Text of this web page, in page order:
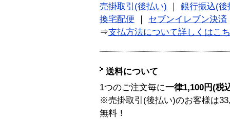
売掛取引(後払い)
銀行振込(後
換宅配便
セブンイレブン決済
⇒支払方法について詳しくはこ
送料について
1つのご注文毎に一律1,100円(税
※売掛取引(後払い)のお客様は
無料！